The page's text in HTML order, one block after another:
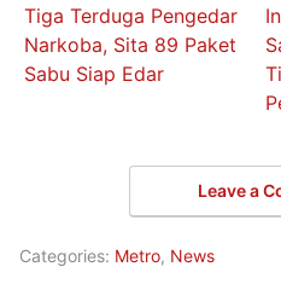
Tiga Terduga Pengedar
Narkoba, Sita 89 Paket
Sabu Siap Edar
Leave a
Categories: Metro, News